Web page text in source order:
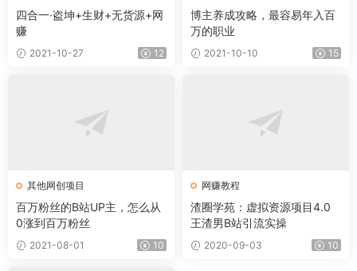
四合一·盗坤+生财+无货源+网
赚
2021-10-27 12
博主养成攻略，最容易年入百
万的职业
2021-10-10 15
其他网创项目
百万粉丝的B站UP主，怎么从
0涨到百万粉丝
2021-08-01 10
网赚教程
渣圈学苑：虚拟资源项目4.0
王渣男B站引流实操
2020-09-03 10